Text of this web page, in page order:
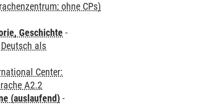
ohne CPs)
Geschichte -
Deutsch als
Center:
A2.2
(auslaufend) -